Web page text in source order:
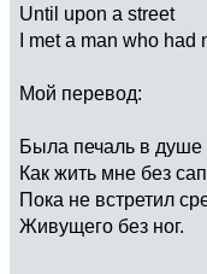
Until upon a street
I met a man who had
Мой перевод:
Была печаль в душе
Как жить мне без
Пока не встретил
Живущего без ног.